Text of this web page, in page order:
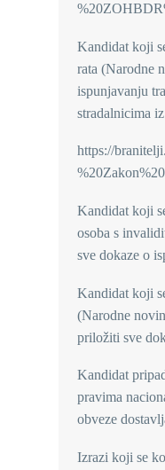
Kandidat koji
rata (Narodne
ispunjavanju
stradalnicima
https://
Kandidat koji
osoba s
sve dokaze o
Kandidat koji
(Narodne
priložiti sve
Kandidat
pravima
obveze
Izrazi koji se